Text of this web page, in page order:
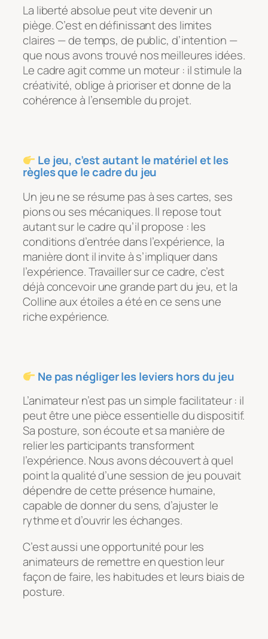
La liberté absolue peut vite devenir un
piège. C’est en définissant des limites
claires — de temps, de public, d’intention —
que nous avons trouvé nos meilleures idées.
Le cadre agit comme un moteur : il stimule la
créativité, oblige à prioriser et donne de la
cohérence à l’ensemble du projet.
Le jeu, c’est autant le matériel et les
règles que le cadre du jeu
Un jeu ne se résume pas à ses cartes, ses
pions ou ses mécaniques. Il repose tout
autant sur le cadre qu’il propose : les
conditions d’entrée dans l’expérience, la
manière dont il invite à s’impliquer dans
l’expérience. Travailler sur ce cadre, c’est
déjà concevoir une grande part du jeu, et la
Colline aux étoilesa été en ce sens une
riche expérience.
Ne pas négliger les leviers hors du jeu
L’animateur n’est pas un simple facilitateur : il
peut être une pièce essentielle du dispositif.
Sa posture, son écoute et sa manière de
relier les participants transforment
l’expérience. Nous avons découvert à quel
point la qualité d’une session de jeu pouvait
dépendre de cette présence humaine,
capable de donner du sens, d’ajuster le
rythme et d’ouvrir les échanges.
C’est aussi une opportunité pour les
animateurs de remettre en question leur
façon de faire, les habitudes et leurs biais de
posture.